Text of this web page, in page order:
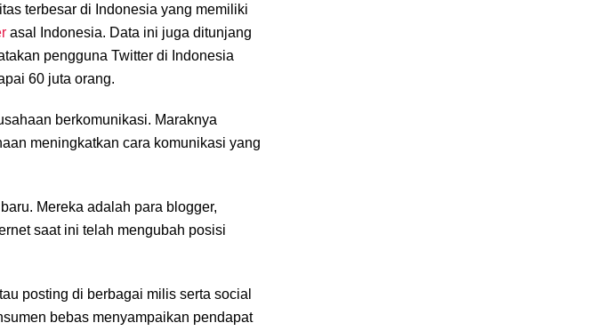
terbesar di Indonesia yang memiliki
asal Indonesia. Data ini juga ditunjang
pengguna Twitter di Indonesia
60 juta orang.
berkomunikasi. Maraknya
meningkatkan cara komunikasi yang
Mereka adalah para blogger,
saat ini telah mengubah posisi
posting di berbagai milis serta social
bebas menyampaikan pendapat